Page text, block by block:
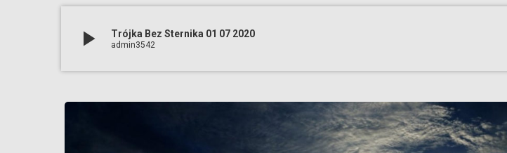
play_arrow Trójka Bez Sternika 01 07 2020
admin3542